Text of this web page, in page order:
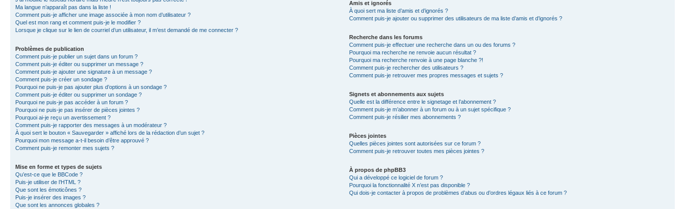
Ma langue n’apparaît pas dans la liste !
Comment puis-je afficher une image associée à mon nom d’utilisateur ?
Quel est mon rang et comment puis-je le modifier ?
Lorsque je clique sur le lien de courriel d’un utilisateur, il m’est demandé de me connecter ?
Problèmes de publication
Comment puis-je publier un sujet dans un forum ?
Comment puis-je éditer ou supprimer un message ?
Comment puis-je ajouter une signature à un message ?
Comment puis-je créer un sondage ?
Pourquoi ne puis-je pas ajouter plus d’options à un sondage ?
Comment puis-je éditer ou supprimer un sondage ?
Pourquoi ne puis-je pas accéder à un forum ?
Pourquoi ne puis-je pas insérer de pièces jointes ?
Pourquoi ai-je reçu un avertissement ?
Comment puis-je rapporter des messages à un modérateur ?
À quoi sert le bouton « Sauvegarder » affiché lors de la rédaction d’un sujet ?
Pourquoi mon message a-t-il besoin d’être approuvé ?
Comment puis-je remonter mes sujets ?
Mise en forme et types de sujets
Qu’est-ce que le BBCode ?
Puis-je utiliser de l’HTML ?
Que sont les émoticônes ?
Puis-je insérer des images ?
Que sont les annonces globales ?
Amis et ignorés
À quoi sert ma liste d’amis et d’ignorés ?
Comment puis-je ajouter ou supprimer des utilisateurs de ma liste d’amis et d’ignorés ?
Recherche dans les forums
Comment puis-je effectuer une recherche dans un ou des forums ?
Pourquoi ma recherche ne renvoie aucun résultat ?
Pourquoi ma recherche renvoie à une page blanche ?!
Comment puis-je rechercher des utilisateurs ?
Comment puis-je retrouver mes propres messages et sujets ?
Signets et abonnements aux sujets
Quelle est la différence entre le signetage et l’abonnement ?
Comment puis-je m’abonner à un forum ou à un sujet spécifique ?
Comment puis-je résilier mes abonnements ?
Pièces jointes
Quelles pièces jointes sont autorisées sur ce forum ?
Comment puis-je retrouver toutes mes pièces jointes ?
À propos de phpBB3
Qui a développé ce logiciel de forum ?
Pourquoi la fonctionnalité X n’est pas disponible ?
Qui dois-je contacter à propos de problèmes d’abus ou d’ordres légaux liés à ce forum ?